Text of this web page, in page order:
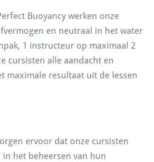
Buoyancy werken onze
en neutraal in het water
1 instructeur op maximaal 2
cursisten alle aandacht en
maximale resultaat uit de lessen
ervoor dat onze cursisten
het beheersen van hun